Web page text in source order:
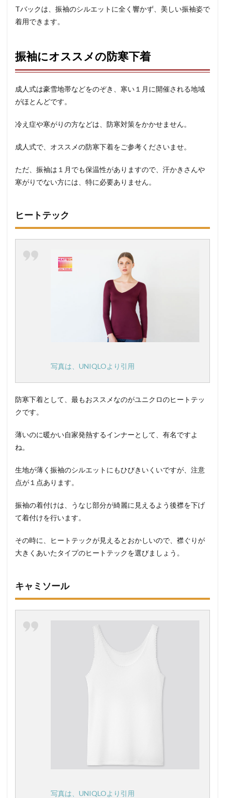
Tバックは、振袖のシルエットに全く響かず、美しい振袖姿で
着用できます。
振袖にオススメの防寒下着
成人式は豪雪地帯などをのぞき、寒い１月に開催される地域
がほとんどです。
冷え症や寒がりの方などは、防寒対策をかかせません。
成人式で、オススメの防寒下着をご参考くださいませ。
ただ、振袖は１月でも保温性がありますので、汗かきさんや
寒がりでない方には、特に必要ありません。
ヒートテック
写真は、UNIQLOより引用
防寒下着として、最もおススメなのがユニクロのヒートテッ
クです。
薄いのに暖かい自家発熱するインナーとして、有名ですよ
ね。
生地が薄く振袖のシルエットにもひびきいくいですが、注意
点が１点あります。
振袖の着付けは、うなじ部分が綺麗に見えるよう後襟を下げ
て着付けを行います。
その時に、ヒートテックが見えるとおかしいので、襟ぐりが
大きくあいたタイプのヒートテックを選びましょう。
キャミソール
写真は、UNIQLOより引用